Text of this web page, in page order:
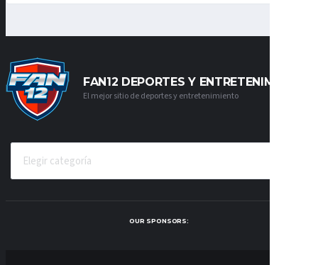
FAN12 DEPORTES Y ENTRETENIMIENTO
El mejor sitio de deportes y entretenimiento
OUR SPONSORS: